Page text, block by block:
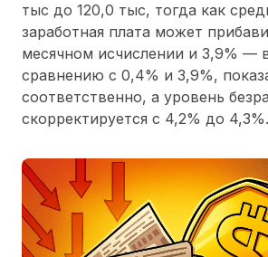
тыс до 120,0 тыс, тогда как
заработная плата может
месячном исчислении и 3,9% —
сравнению с 0,4% и 3,9%,
соответственно, а уровень
скорректируется с 4,2% до 4,3%.